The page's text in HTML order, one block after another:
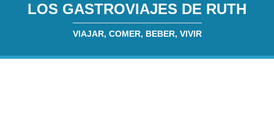
LOS GASTROVIAJES DE RUTH
VIAJAR, COMER, BEBER, VIVIR